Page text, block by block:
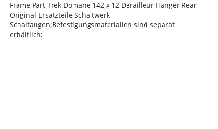
Frame Part Trek Domane 142 x 12 Derailleur Hanger Rear
Original-Ersatzteile Schaltwerk-
Schaltaugen;Befestigungsmaterialien sind separat
erhältlich;